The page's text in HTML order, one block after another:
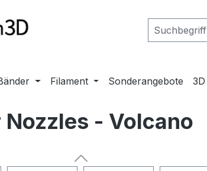
Filament Sonderangebote
- Volcano